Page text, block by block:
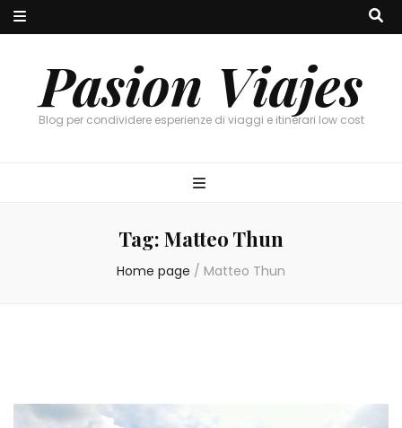
Pasion Viajes
Blog per condividere esperienze di viaggi e itinerari low cost
Tag: Matteo Thun
Home page / Matteo Thun